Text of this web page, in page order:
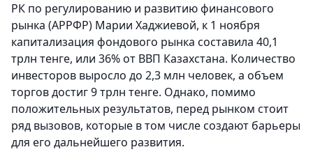
РК по регулированию и развитию финансового
рынка (АРРФР) Марии Хаджиевой, к 1 ноября
капитализация фондового рынка составила 40,1
трлн тенге, или 36% от ВВП Казахстана. Количество
инвесторов выросло до 2,3 млн человек, а объем
торгов достиг 9 трлн тенге. Однако, помимо
положительных результатов, перед рынком стоит
ряд вызовов, которые в том числе создают барьеры
для его дальнейшего развития.